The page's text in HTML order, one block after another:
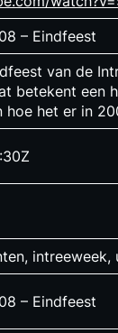
– Eindfeest
van de
betekent een
het er in
– Eindfeest